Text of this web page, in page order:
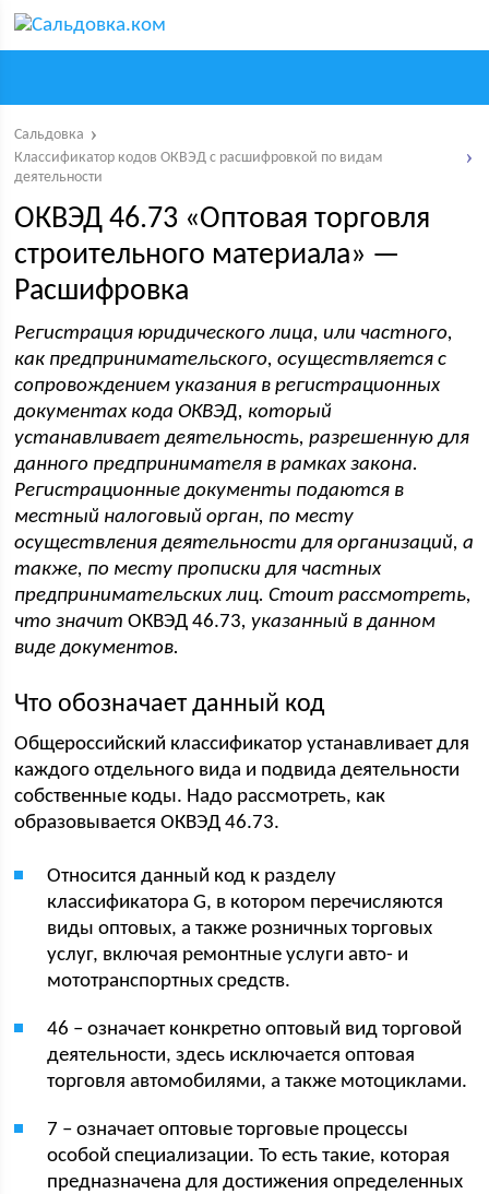
Сальдовка
Классификатор кодов ОКВЭД с расшифровкой по видам
деятельности
ОКВЭД 46.73 «Оптовая торговля
строительного материала» —
Расшифровка
Регистрация юридического лица, или частного,
как предпринимательского, осуществляется с
сопровождением указания в регистрационных
документах кода ОКВЭД, который
устанавливает деятельность, разрешенную для
данного предпринимателя в рамках закона.
Регистрационные документы подаются в
местный налоговый орган, по месту
осуществления деятельности для организаций, а
также, по месту прописки для частных
предпринимательских лиц. Стоит рассмотреть,
что значитОКВЭД 46.73, указанный в данном
виде документов.
Что обозначает данный код
Общероссийский классификатор устанавливает для
каждого отдельного вида и подвида деятельности
собственные коды. Надо рассмотреть, как
образовывается ОКВЭД 46.73.
Относится данный код к разделу
классификатора G, в котором перечисляются
виды оптовых, а также розничных торговых
услуг, включая ремонтные услуги авто- и
мототранспортных средств.
46 – означает конкретно оптовый вид торговой
деятельности, здесь исключается оптовая
торговля автомобилями, а также мотоциклами.
7 – означает оптовые торговые процессы
особой специализации. То есть такие, которая
предназначена для достижения определенных